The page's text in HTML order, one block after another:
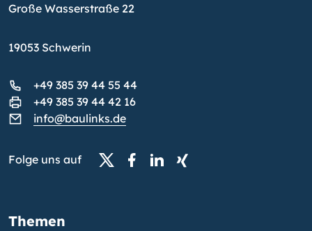
Große Wasserstraße 22
19053 Schwerin
+49 385 39 44 55 44
+49 385 39 44 42 16
info@baulinks.de
Folge uns auf
Themen